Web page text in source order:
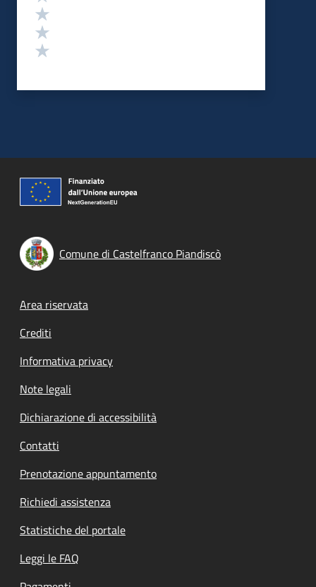
Comune di Castelfranco Piandiscò
Footer menu
Area riservata
Crediti
Informativa privacy
Note legali
Dichiarazione di accessibilità
Contatti
Prenotazione appuntamento
Richiedi assistenza
Statistiche del portale
Leggi le FAQ